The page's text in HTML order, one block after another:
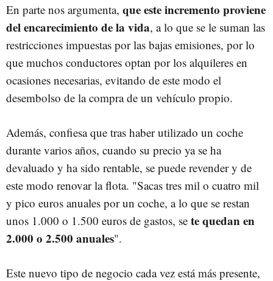
En parte nos argumenta, que este incremento proviene
del encarecimiento de la vida, a lo que se le suman las
restricciones impuestas por las bajas emisiones, por lo
que muchos conductores optan por los alquileres en
ocasiones necesarias, evitando de este modo el
desembolso de la compra de un vehículo propio.
Además, confiesa que tras haber utilizado un coche
durante varios años, cuando su precio ya se ha
devaluado y ha sido rentable, se puede revender y de
este modo renovar la flota. "Sacas tres mil o cuatro mil
y pico euros anuales por un coche, a lo que se restan
unos 1.000 o 1.500 euros de gastos, se te quedan en
2.000 o 2.500 anuales".
Este nuevo tipo de negocio cada vez está más presente,